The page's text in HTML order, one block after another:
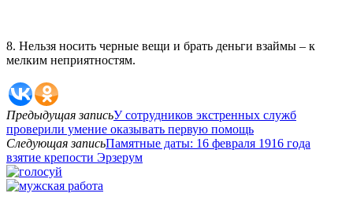
8. Нельзя носить черные вещи и брать деньги взаймы – к
мелким неприятностям.
Предыдущая записьУ сотрудников экстренных служб
проверили умение оказывать первую помощь
Следующая записьПамятные даты: 16 февраля 1916 года
взятие крепости Эрзерум